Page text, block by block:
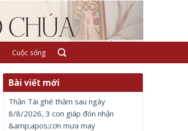
Cuộc sống
Bài viết mới
Thần Tài ghé thăm sau ngày
8/8/2026, 3 con giáp đón nhận
&amp;apos;cơn mưa may